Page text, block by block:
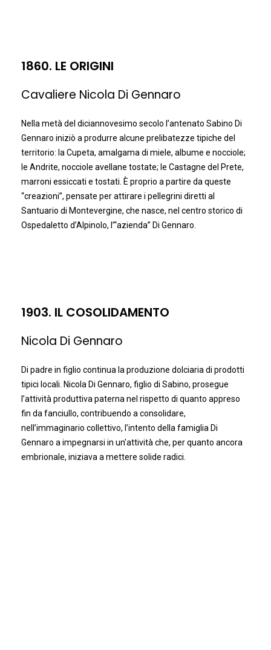
1860. LE ORIGINI
Cavaliere Nicola Di Gennaro
Nella metà del diciannovesimo secolo l’antenato Sabino Di
Gennaro iniziò a produrre alcune prelibatezze tipiche del
territorio: la Cupeta, amalgama di miele, albume e nocciole;
le Andrite, nocciole avellane tostate; le Castagne del Prete,
marroni essiccati e tostati. È proprio a partire da queste
“creazioni”, pensate per attirare i pellegrini diretti al
Santuario di Montevergine, che nasce, nel centro storico di
Ospedaletto d’Alpinolo, l’“azienda” Di Gennaro.
1903. IL COSOLIDAMENTO
Nicola Di Gennaro
Di padre in figlio continua la produzione dolciaria di prodotti
tipici locali. Nicola Di Gennaro, figlio di Sabino, prosegue
l’attività produttiva paterna nel rispetto di quanto appreso
fin da fanciullo, contribuendo a consolidare,
nell’immaginario collettivo, l’intento della famiglia Di
Gennaro a impegnarsi in un’attività che, per quanto ancora
embrionale, iniziava a mettere solide radici.